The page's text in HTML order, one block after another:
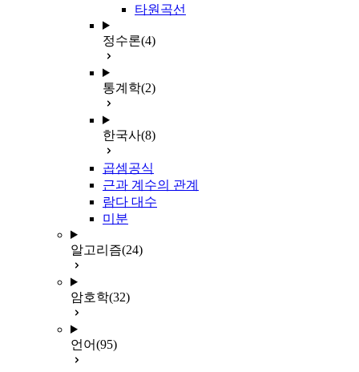
타원곡선
정수론(4)
통계학(2)
한국사(8)
곱셈공식
근과 계수의 관계
람다 대수
미분
알고리즘(24)
암호학(32)
언어(95)